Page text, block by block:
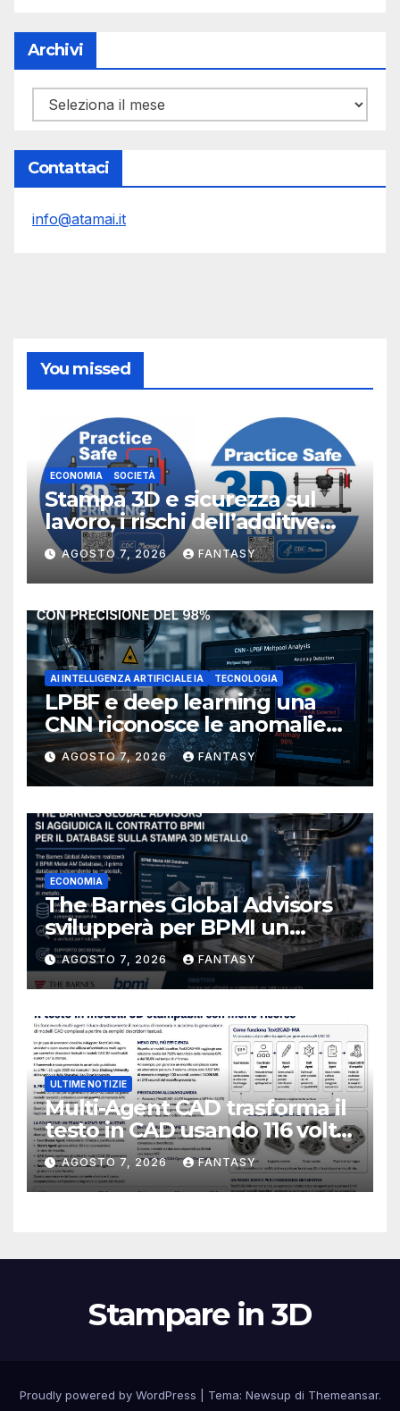
Archivi
Archivi
Contattaci
info@atamai.it
You missed
ECONOMIA SOCIETÀ
Stampa 3D e sicurezza sul
lavoro, i rischi dell’additive
manufacturing secondo
NIOSH
AGOSTO 7, 2026 FANTASY
AI INTELLIGENZA ARTIFICIALE IA TECNOLOGIA
LPBF e deep learning una
CNN riconosce le anomalie
del bagno di fusione
AGOSTO 7, 2026 FANTASY
ECONOMIA
The Barnes Global Advisors
svilupperà per BPMI un
database per la stampa 3D
metallica destinata alla filiera
navale statunitense
AGOSTO 7, 2026 FANTASY
ULTIME NOTIZIE
Multi-Agent CAD trasforma il
testo in CAD usando 116 volte
meno token
AGOSTO 7, 2026 FANTASY
Stampare in 3D
Proudly powered by WordPress Tema: Newsup di Themeansar.